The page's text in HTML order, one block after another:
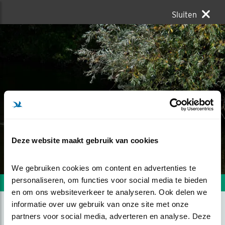
Deze website maakt gebruik van cookies
We gebruiken cookies om content en advertenties te
personaliseren, om functies voor social media te bieden
en om ons websiteverkeer te analyseren. Ook delen we
informatie over uw gebruik van onze site met onze
partners voor social media, adverteren en analyse. Deze
Sluiten
Volgende foto Vorige foto